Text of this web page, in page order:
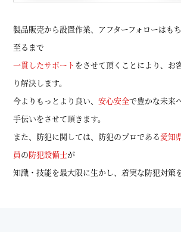
製品販売から設置作業、アフターフォローはも
至るまで
一貫したサポート をさせて頂くことにより、お
り解決します。
今よりもっとより良い、安心安全で豊かな未来
手伝いをさせて頂きます。
また、防犯に関しては、防犯のプロである愛知
員の防犯設備士が
知識・技能を最大限に生かし、着実な防犯対策